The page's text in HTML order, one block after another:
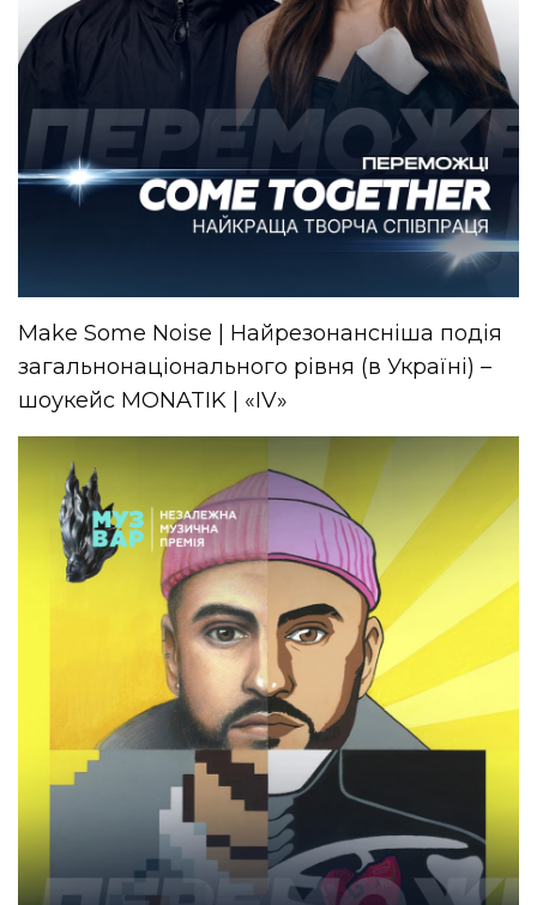
Make Some Noise | Найрезонансніша подія
загальнонаціонального рівня (в Україні) –
шоукейс MONATIK | «IV»